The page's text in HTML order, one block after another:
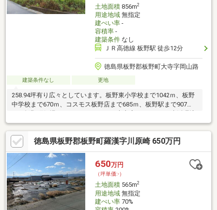
土地面積856m2
用途地域無指定
建ぺい率-
容積率-
建築条件なし
ＪＲ高徳線 板野駅 徒歩12分
徳島県板野郡板野町大寺字岡山路
建築条件なし 更地
258.94坪有り広々としています。板野東小学校まで1042ｍ、板野
中学校まで670ｍ、コスモス板野店まで685ｍ、板野駅まで907
豊かな立地です。土地面積は856㎡(公簿)あります。住まいに適し
た周辺環境の整っており、快適な生活が期待できるのではないで
しょうか。土地の購入をご検討されているなら、ニーズも高いこ
ちらの売地はいかがでしょうか。駅まで徒歩12分の場所に立地し
ています。
徳島県板野郡板野町羅漢字川原崎 650万円
650万円
（坪単価:-）
土地面積565m2
用途地域無指定
建ぺい率70%